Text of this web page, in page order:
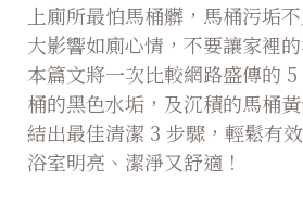
上廁所最怕馬桶髒，馬桶污垢不
大影響如廁心情，不要讓家裡
本篇文將一次比較網路盛傳的
桶的黑色水垢，及沉積的馬桶
結出最佳清潔 3 步驟，輕鬆有
浴室明亮、潔淨又舒適！